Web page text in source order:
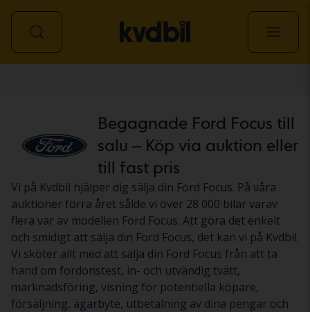
Begagnade Ford Focus till
salu – Köp via auktion eller
till fast pris
Vi på Kvdbil hjälper dig sälja din Ford Focus. På våra
auktioner förra året sålde vi över 28 000 bilar varav
flera var av modellen Ford Focus. Att göra det enkelt
och smidigt att sälja din Ford Focus, det kan vi på Kvdbil.
Vi sköter allt med att sälja din Ford Focus från att ta
hand om fordonstest, in- och utvändig tvätt,
marknadsföring, visning för potentiella köpare,
försäljning, ägarbyte, utbetalning av dina pengar och